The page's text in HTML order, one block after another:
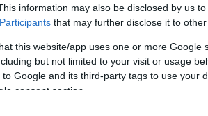
information may also be disclosed by us
that may further disclose it to other
this website/app uses one or more Google
but not limited to your visit or usage
Google and its third-party tags to use your
consent section.